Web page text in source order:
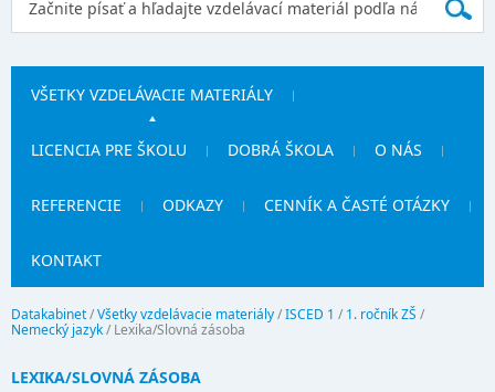
VŠETKY VZDELÁVACIE MATERIÁLY
LICENCIA PRE ŠKOLU DOBRÁ ŠKOLA O NÁS
REFERENCIE ODKAZY CENNÍK A ČASTÉ OTÁZKY
KONTAKT
Datakabinet/Všetky vzdelávacie materiály/ISCED 1 / 1. ročník ZŠ /
Nemecký jazyk/ Lexika/Slovná zásoba
LEXIKA/SLOVNÁ ZÁSOBA